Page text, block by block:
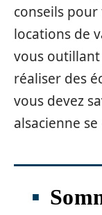
conseils
locations de
vous
réaliser des
vous devez
alsacienne